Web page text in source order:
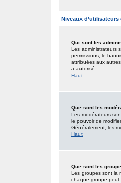
Niveaux d’utilisateurs
Qui sont les
Les administrateurs
permissions, le
attribuées aux
a autorisé.
Haut
Que sont les
Les modérateurs
le pouvoir de
Généralement, les
Haut
Que sont les
Les groupes sont la
chaque groupe peut